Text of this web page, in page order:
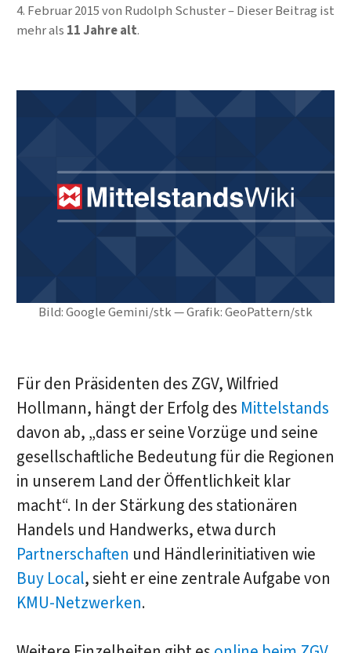
Bild: Google Gemini/stk — Grafik: GeoPattern/stk
4. Februar 2015von Rudolph Schuster
Dieser Beitrag ist
mehr als 11 Jahre alt.
Für den Präsidenten des ZGV, Wilfried
Hollmann, hängt der Erfolg des Mittelstands
davon ab, „dass er seine Vorzüge und seine
gesellschaftliche Bedeutung für die Regionen
in unserem Land der Öffentlichkeit klar
macht“. In der Stärkung des stationären
Handels und Handwerks, etwa durch
Partnerschaften und Händlerinitiativen wie
Buy Local, sieht er eine zentrale Aufgabe von
KMU-Netzwerken.